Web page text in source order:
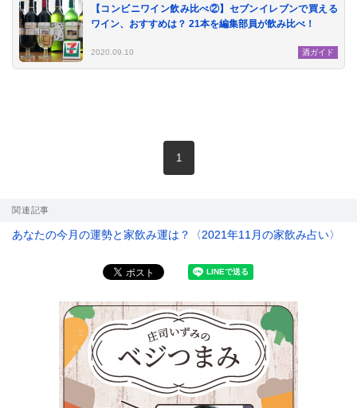
【コンビニワイン飲み比べ②】セブンイレブンで買える
ワイン、おすすめは？ 21本を編集部員が飲み比べ！
2020.09.10 酒ガイド
1
関連記事
あなたの今月の運勢と家飲み運は？〈2021年11月の家飲み占い〉